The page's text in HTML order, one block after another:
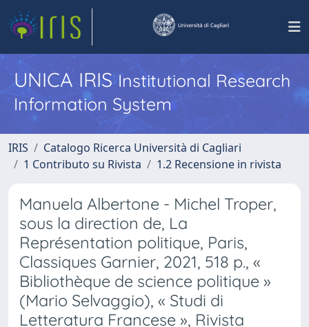
UNICA IRISInstitutional Research
Information System
IRIS
Catalogo Ricerca Università di Cagliari
1 Contributo su Rivista
1.2 Recensione in rivista
Manuela Albertone - Michel Troper,
sous la direction de, La
Représentation politique, Paris,
Classiques Garnier, 2021, 518 p., «
Bibliothèque de science politique »
(Mario Selvaggio), « Studi di
Letteratura Francese », Rivista